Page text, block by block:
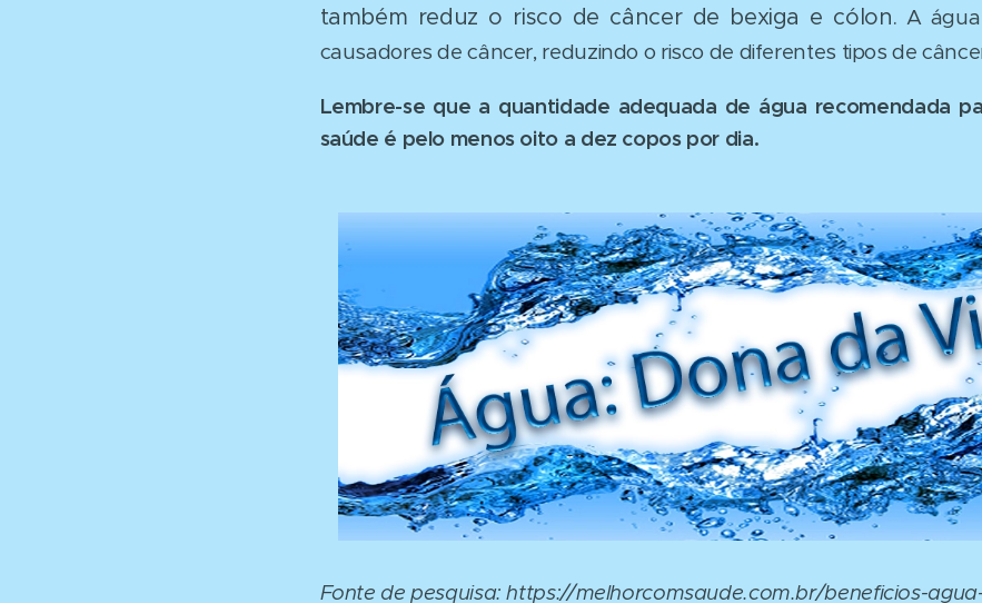
também reduz o risco de câncer de bexiga e cólon. A
causadores de câncer, reduzindo o risco de diferentes tipos de
Lembre-se que a quantidade adequada de água recomendada
saúde é pelo menos oito a dez copos por dia.
Fonte de pesquisa: https://melhorcomsaude.com.br/beneficios-